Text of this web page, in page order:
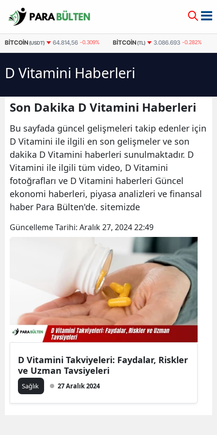
BITCOIN(USDT) 64.814,56 -0.309% BITCOIN(TL) 3.086.693 -0.282%
D Vitamini Haberleri
Son Dakika D Vitamini Haberleri
Bu sayfada güncel gelişmeleri takip edenler için
D Vitamini ile ilgili en son gelişmeler ve son
dakika D Vitamini haberleri sunulmaktadır. D
Vitamini ile ilgili tüm video, D Vitamini
fotoğrafları ve D Vitamini haberleri Güncel
ekonomi haberleri, piyasa analizleri ve finansal
haber Para Bülten'de. sitemizde
Güncelleme Tarihi: Aralık 27, 2024 22:49
D Vitamini Takviyeleri: Faydalar, Riskler
ve Uzman Tavsiyeleri
Sağlık 27 Aralık 2024